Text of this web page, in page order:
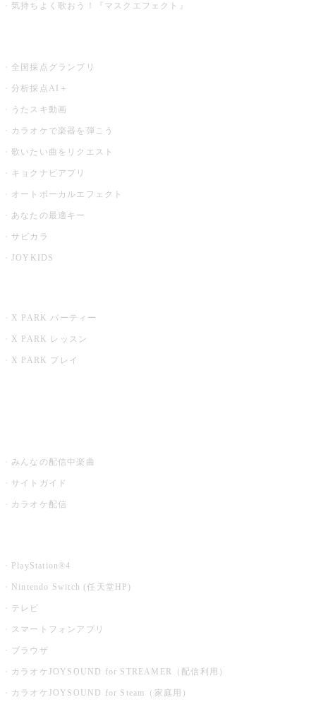
気持ちよく歌おう！『マスクエフェクト』
全国採点グランプリ
分析採点AI＋
うたスキ動画
カラオケで楽器を弾こう
歌いたい曲をリクエスト
キョクナビアプリ
オートボーカルエフェクト
あなたの最適キー
サビカラ
JOYKIDS
X PARK パーティー
X PARK レッスン
X PARK プレイ
みんなの配信中楽曲
サイトガイド
カラオケ配信
PlayStation®4
Nintendo Switch (任天堂HP)
テレビ
スマートフォンアプリ
ブラウザ
カラオケJOYSOUND for STREAMER（配信利用）
カラオケJOYSOUND for Steam（家庭用）